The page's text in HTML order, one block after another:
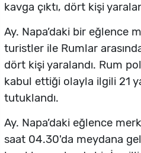
kavga çıktı, dört kişi
Ay. Napa’daki bir eğlence
turistler ile Rumlar
dört kişi yaralandı. Rum
kabul ettiği olayla ilgili 21
tutuklandı.
Ay. Napa’daki eğlence
saat 04.30'da meydana